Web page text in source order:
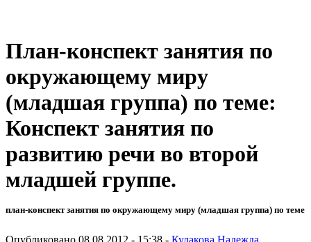
План-конспект занятия по
окружающему миру
(младшая группа) по теме:
Конспект занятия по
развитию речи во второй
младшей группе.
план-конспект занятия по окружающему миру (младшая группа) по теме
Опубликовано 08.08.2012 - 15:38 - Кулакова Надежда